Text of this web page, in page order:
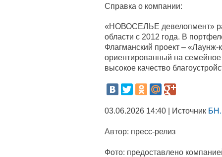
Справка о компании:
«НОВОСЕЛЬЕ девелопмент»
области с 2012 года. В
Флагманский проект –
ориентированный на
высокое качество
03.06.2026 14:40 | Источник
Автор: пресс-релиз
Фото: предоставлено